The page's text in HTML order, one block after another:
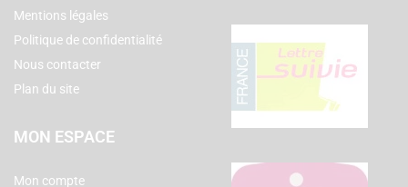
Mentions légales
Politique de confidentialité
Nous contacter
Plan du site
MON ESPACE
Mon compte